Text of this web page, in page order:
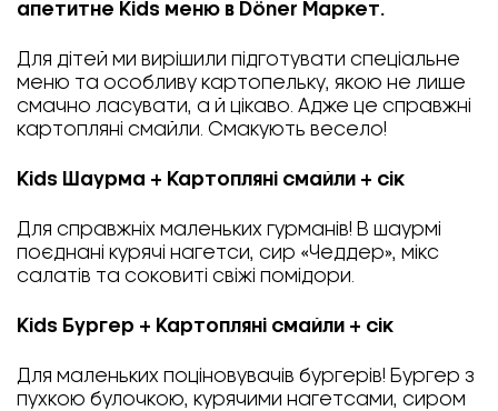
апетитне Kids меню в Döner Маркет.
Для дітей ми вирішили підготувати спеціальне
меню та особливу картопельку, якою не лише
смачно ласувати, а й цікаво. Адже це справжні
картопляні смайли. Смакують весело!
Kids Шаурма + Картопляні смайли + сік
Для справжніх маленьких гурманів! В шаурмі
поєднані курячі нагетси, сир «Чеддер», мікс
салатів та соковиті свіжі помідори.
Kids Бургер + Картопляні смайли + сік
Для маленьких поціновувачів бургерів! Бургер з
пухкою булочкою, курячими нагетсами, сиром